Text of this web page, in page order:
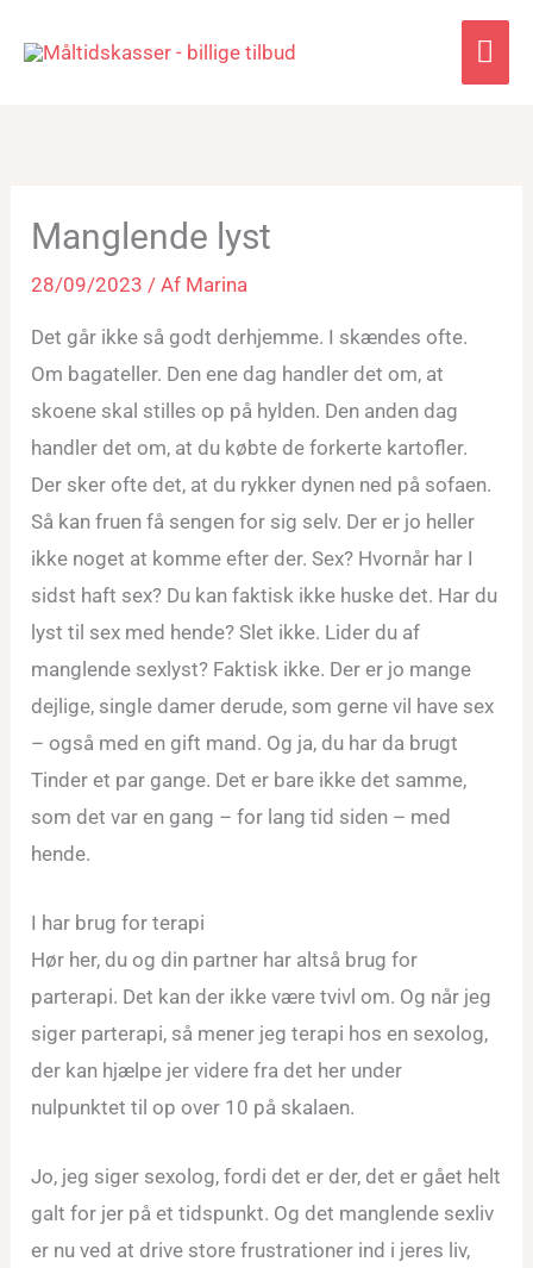
Manglende lyst
28/09/2023/ Af Marina
Det går ikke så godt derhjemme. I skændes ofte.
Om bagateller. Den ene dag handler det om, at
skoene skal stilles op på hylden. Den anden dag
handler det om, at du købte de forkerte kartofler.
Der sker ofte det, at du rykker dynen ned på sofaen.
Så kan fruen få sengen for sig selv. Der er jo heller
ikke noget at komme efter der. Sex? Hvornår har I
sidst haft sex? Du kan faktisk ikke huske det. Har du
lyst til sex med hende? Slet ikke. Lider du af
manglende sexlyst? Faktisk ikke. Der er jo mange
dejlige, single damer derude, som gerne vil have sex
– også med en gift mand. Og ja, du har da brugt
Tinder et par gange. Det er bare ikke det samme,
som det var en gang – for lang tid siden – med
hende.
I har brug for terapi
Hør her, du og din partner har altså brug for
parterapi. Det kan der ikke være tvivl om. Og når jeg
siger parterapi, så mener jeg terapi hos en sexolog,
der kan hjælpe jer videre fra det her under
nulpunktet til op over 10 på skalaen.
Jo, jeg siger sexolog, fordi det er der, det er gået helt
galt for jer på et tidspunkt. Og det manglende sexliv
er nu ved at drive store frustrationer ind i jeres liv,